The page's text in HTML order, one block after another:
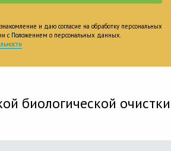
и даю согласие на обработку персональных
с Положением о персональных данных.
биологической очистки